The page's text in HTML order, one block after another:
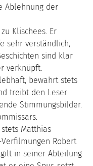
Ablehnung der
Klischees. Er
sehr verständlich,
sind klar
verknüpft.
bewahrt stets
treibt den Leser
Stimmungsbilder.
Matthias
Robert
in seiner Abteilung